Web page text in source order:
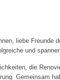
liebe Freunde
und
die
Gemeinsam